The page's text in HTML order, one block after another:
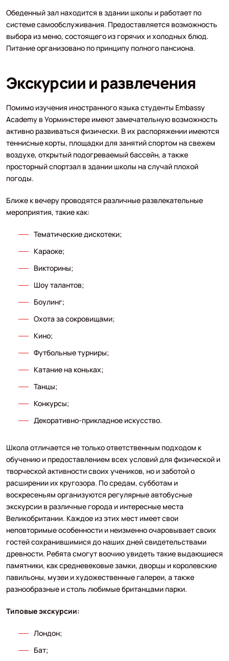
Обеденный зал находится в здании школы и работает по
системе самообслуживания. Предоставляется возможность
выбора из меню, состоящего из горячих и холодных блюд.
Питание организовано по принципу полного пансиона.
Экскурсии и развлечения
Помимо изучения иностранного языка студенты Embassy
Academy в Уорминстере имеют замечательную возможность
активно развиваться физически. В их распоряжении имеются
теннисные корты, площадки для занятий спортом на свежем
воздухе, открытый подогреваемый бассейн, а также
просторный спортзал в здании школы на случай плохой
погоды.
Ближе к вечеру проводятся различные развлекательные
мероприятия, такие как:
Тематические дискотеки;
Караоке;
Викторины;
Шоу талантов;
Боулинг;
Охота за сокровищами;
Кино;
Футбольные турниры;
Катание на коньках;
Танцы;
Конкурсы;
Декоративно-прикладное искусство.
Школа отличается не только ответственным подходом к
обучению и предоставлением всех условий для физической и
творческой активности своих учеников, но и заботой о
расширении их кругозора. По средам, субботам и
воскресеньям организуются регулярные автобусные
экскурсии в различные города и интересные места
Великобритании. Каждое из этих мест имеет свои
неповторимые особенности и неизменно очаровывает своих
гостей сохранившимися до наших дней свидетельствами
древности. Ребята смогут воочию увидеть такие выдающиеся
памятники, как средневековые замки, дворцы и королевские
павильоны, музеи и художественные галереи, а также
разнообразные и столь любимые британцами парки.
Типовые экскурсии:
Лондон;
Бат;